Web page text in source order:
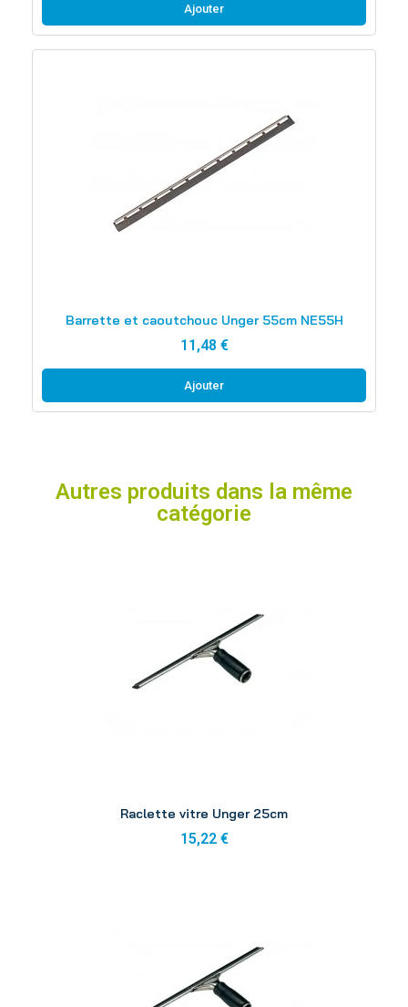
Ajouter
Barrette et caoutchouc Unger 55cm NE55H
11,48 €
Ajouter
Autres produits dans la même
catégorie
Raclette vitre Unger 25cm
15,22 €